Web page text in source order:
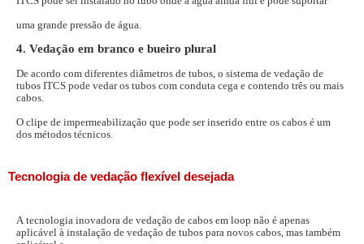
uma grande pressão de água.
4. Vedação em branco e bueiro plural
De acordo com diferentes diâmetros de tubos, o sistema de vedação de
tubos ITCS pode vedar os tubos com conduta cega e contendo três ou mais
cabos.
O clipe de impermeabilização que pode ser inserido entre os cabos é um
dos métodos técnicos.
Tecnologia de vedação flexível desejada
A tecnologia inovadora de vedação de cabos em loop não é apenas
aplicável à instalação de vedação de tubos para novos cabos, mas também